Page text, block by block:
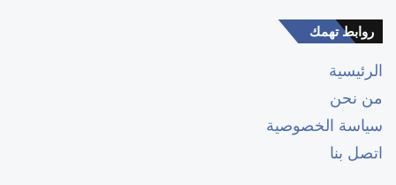
روابط تهمك
الرئيسية
من نحن
سياسة الخصوصية
اتصل بنا